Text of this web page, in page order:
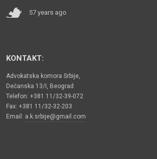
57 years ago
KONTAKT:
Advokatska komora Srbije,
Dečanska 13/I, Beograd
Telefon: +381 11/32-39-072
Fax: +381 11/32-32-203
Email: a.k.srbije@gmail.com